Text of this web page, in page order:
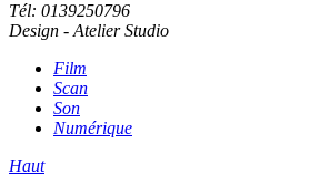
Tél: 0139250796
Design - Atelier Studio
Film
Scan
Son
Numérique
Haut